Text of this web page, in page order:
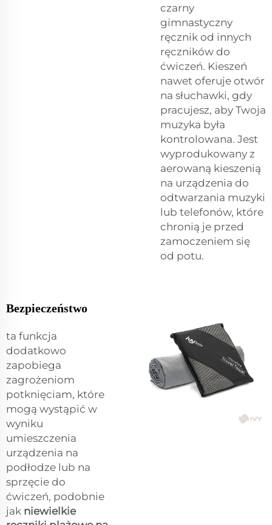
czarny
gimnastyczny
ręcznik od innych
ręczników do
ćwiczeń. Kieszeń
nawet oferuje otwór
na słuchawki, gdy
pracujesz, aby Twoja
muzyka była
kontrolowana. Jest
wyprodukowany z
aerowaną kieszenią
na urządzenia do
odtwarzania muzyki
lub telefonów, które
chronią je przed
zamoczeniem się
od potu.
Bezpieczeństwo
ta funkcja
dodatkowo
zapobiega
zagrożeniom
potknięciam, które
mogą wystąpić w
wyniku
umieszczenia
urządzenia na
podłodze lub na
sprzęcie do
ćwiczeń, podobnie
jak niewielkie